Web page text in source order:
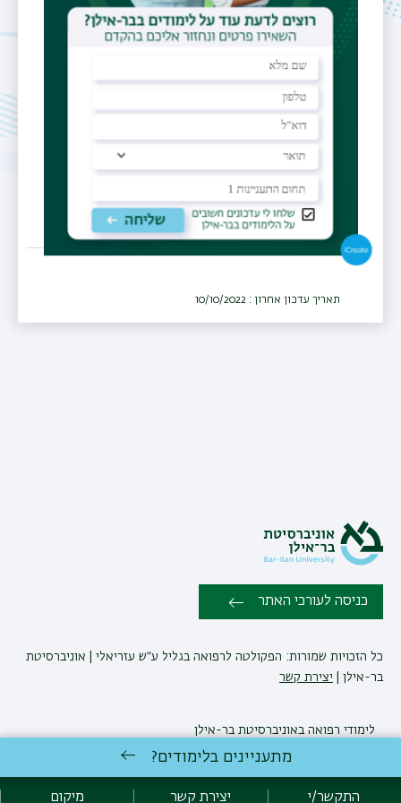
sobhiya.mruwat-
rabah@biu.ac.il
מרכז רפואי
ביה"ח אי.מ.מ.ס - סקוטי, נצרת
מחלקה
נשים ויולדות
תאריך עדכון אחרון : 10/10/2022
כניסה לעורכי האתר
כל הזכויות שמורות: הפקולטה לרפואה בגליל ע״ש עזריאלי | אוניברסיטת
בר-אילן | יצירת קשר
לימודי רפואהבאוניברסיטת בר-אילן
אגף תקשוב, אוניברסיטת בר-אילן
אקדימה בר-אילן
מתעניינים בלימודים?
התקשר/י יצירת קשר מיקום